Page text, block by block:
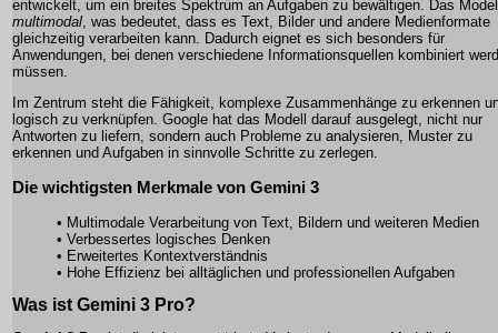
entwickelt, um ein breites Spektrum an Aufgaben zu bewältigen. Das
multimodal, was bedeutet, dass es Text, Bilder und andere Medienformate
gleichzeitig verarbeiten kann. Dadurch eignet es sich besonders für
Anwendungen, bei denen verschiedene Informationsquellen kombiniert
müssen.
Im Zentrum steht die Fähigkeit, komplexe Zusammenhänge zu erkennen
logisch zu verknüpfen. Google hat das Modell darauf ausgelegt, nicht nur
Antworten zu liefern, sondern auch Probleme zu analysieren, Muster zu
erkennen und Aufgaben in sinnvolle Schritte zu zerlegen.
Die wichtigsten Merkmale von Gemini 3
• Multimodale Verarbeitung von Text, Bildern und weiteren Medien
• Verbessertes logisches Denken
• Erweitertes Kontextverständnis
• Hohe Effizienz bei alltäglichen und professionellen Aufgaben
Was ist Gemini 3 Pro?